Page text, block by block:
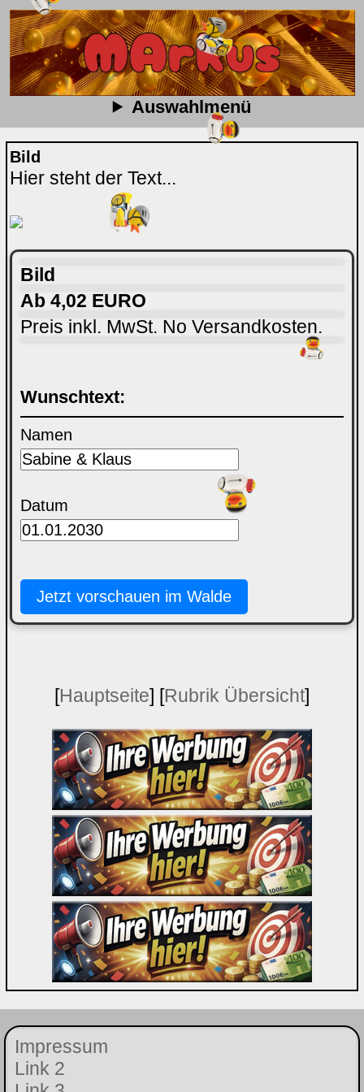
Auswahlmenü
Bild
Hier steht der Text...
Bild
Ab 4,02 EURO
Preis inkl. MwSt. No Versandkosten.
Wunschtext:
Namen
Datum
[Hauptseite] [Rubrik Übersicht]
Impressum
Link 2